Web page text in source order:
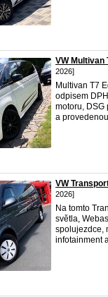
VW Multivan
2026]
Multivan T7
odpisem
motoru, DSG
a
VW
2026]
Na tomto
světla,
spolujezdce,
infotainment